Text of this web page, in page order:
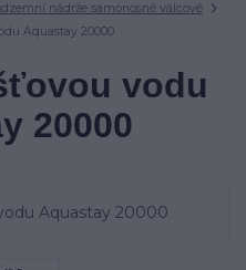
nádrže samonosné válcové
Aquastay 20000
vodu
20000